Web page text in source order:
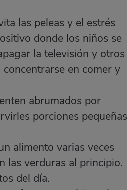
las peleas y el estrés
donde los niños se
la televisión y otros
en comer y
abrumados por
porciones
alimento varias veces
las verduras al principio.
del día.